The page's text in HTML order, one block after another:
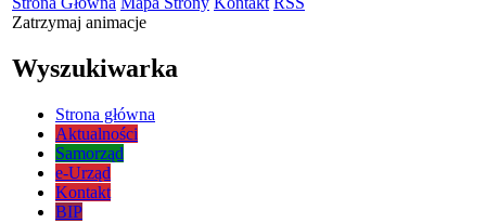
Zatrzymaj animacje
Wyszukiwarka
Strona główna
Aktualności
Samorząd
e-Urząd
Kontakt
BIP